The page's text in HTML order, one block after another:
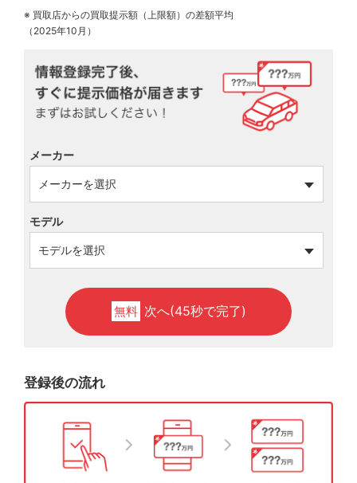
※ 買取店からの買取提示額（上限額）の差額平均
（2025年10月）
メーカー
モデル
無料 次へ(45秒で完了)
登録後の流れ